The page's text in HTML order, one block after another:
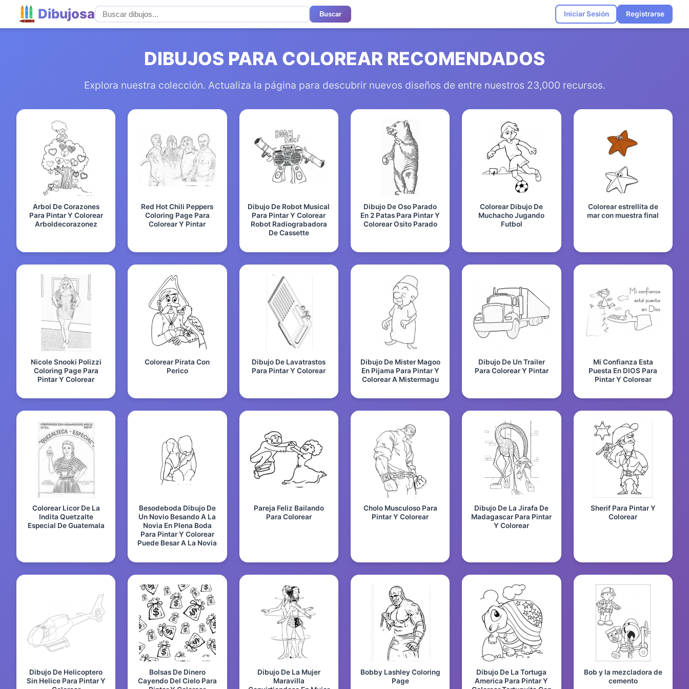
Dibujosa Buscar Iniciar Sesión Registrarse
DIBUJOS PARA COLOREAR RECOMENDADOS
Explora nuestra colección. Actualiza la página para descubrir nuevos diseños de entre nuestros 23,000 recursos.
Arbol De Corazones
Para Pintar Y Colorear
Arboldecorazonez
Red Hot Chili Peppers
Coloring Page Para
Colorear Y Pintar
Dibujo De Robot Musical
Para Pintar Y Colorear
Robot Radiograbadora
De Cassette
Dibujo De Oso Parado
En 2 Patas Para Pintar Y
Colorear Osito Parado
Colorear Dibujo De
Muchacho Jugando
Futbol
Colorear estrellita de
mar con muestra final
Nicole Snooki Polizzi
Coloring Page Para
Pintar Y Colorear
Colorear Pirata Con
Perico
Dibujo De Lavatrastos
Para Pintar Y Colorear
Dibujo De Mister Magoo
En Pijama Para Pintar Y
Colorear A Mistermagu
Dibujo De Un Trailer
Para Colorear Y Pintar
Mi Confianza Esta
Puesta En DIOS Para
Pintar Y Colorear
Colorear Licor De La
Indita Quetzalte
Especial De Guatemala
Besodeboda Dibujo De
Un Novio Besando A La
Novia En Plena Boda
Para Pintar Y Colorear
Puede Besar A La Novia
Pareja Feliz Bailando
Para Colorear
Cholo Musculoso Para
Pintar Y Colorear
Dibujo De La Jirafa De
Madagascar Para Pintar
Y Colorear
Sherif Para Pintar Y
Colorear
Dibujo De Helicoptero
Sin Helice Para Pintar Y
Bolsas De Dinero
Cayendo Del Cielo Para
Dibujo De La Mujer
Maravilla
Bobby Lashley Coloring
Page
Dibujo De La Tortuga
America Para Pintar Y
Bob y la mezcladora de
cemento